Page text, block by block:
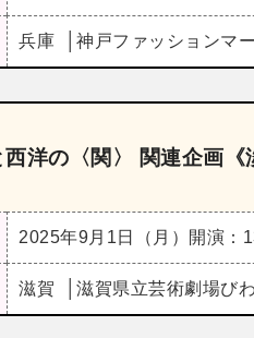
兵庫 神戸ファッションマ
洋の〈関〉 関連企画《
2025年9月1日（月） 開演：
滋賀 滋賀県立芸術劇場び